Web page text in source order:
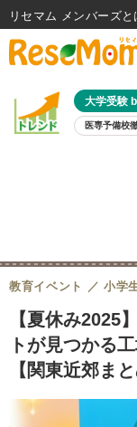
大学受験
医専予備校
【夏休み2025
トが見つかる
【関東近郊ま
教育イベント 小学
リセマム メンバーズ